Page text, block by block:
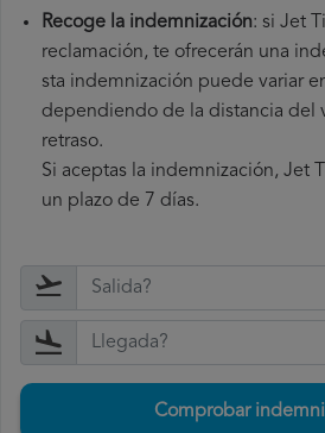
Recoge la indemnización: si Jet
reclamación, te ofrecerán una
sta indemnización puede variar
dependiendo de la distancia del
retraso.
Si aceptas la indemnización, Jet
un plazo de 7 días.
Comprobar